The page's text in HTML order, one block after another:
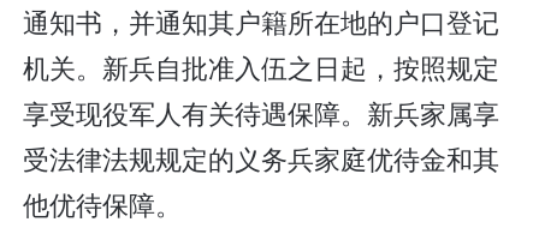
通知书，并通知其户籍所在地的户口登记
机关。新兵自批准入伍之日起，按照规定
享受现役军人有关待遇保障。新兵家属享
受法律法规规定的义务兵家庭优待金和其
他优待保障。